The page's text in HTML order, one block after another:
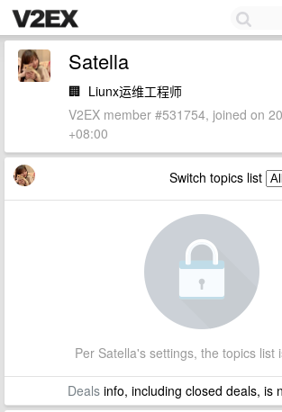
Satella
🏢 Liunx运维工程师
V2EX member #531754, joined on
+08:00
Switch topics list
Per Satella's settings, the topics list
Dealsinfo, including closed deals, is